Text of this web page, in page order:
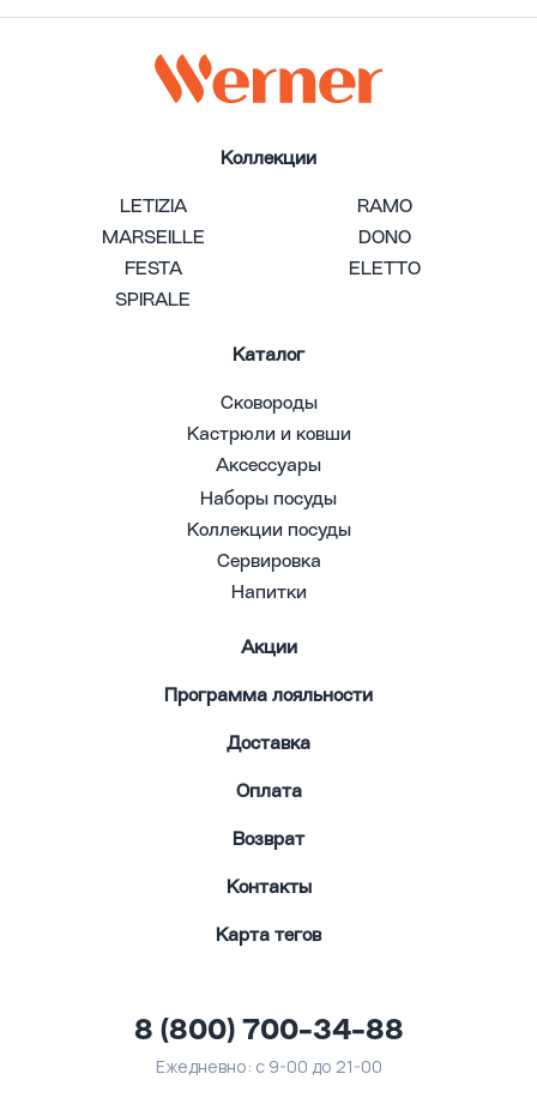
Коллекции
LETIZIA
RAMO
MARSEILLE
DONO
FESTA
ELETTO
SPIRALE
Каталог
Сковороды
Кастрюли и ковши
Аксессуары
Наборы посуды
Коллекции посуды
Сервировка
Напитки
Акции
Программа лояльности
Доставка
Оплата
Возврат
Контакты
Карта тегов
8 (800) 700-34-88
Ежедневно: с 9-00 до 21-00